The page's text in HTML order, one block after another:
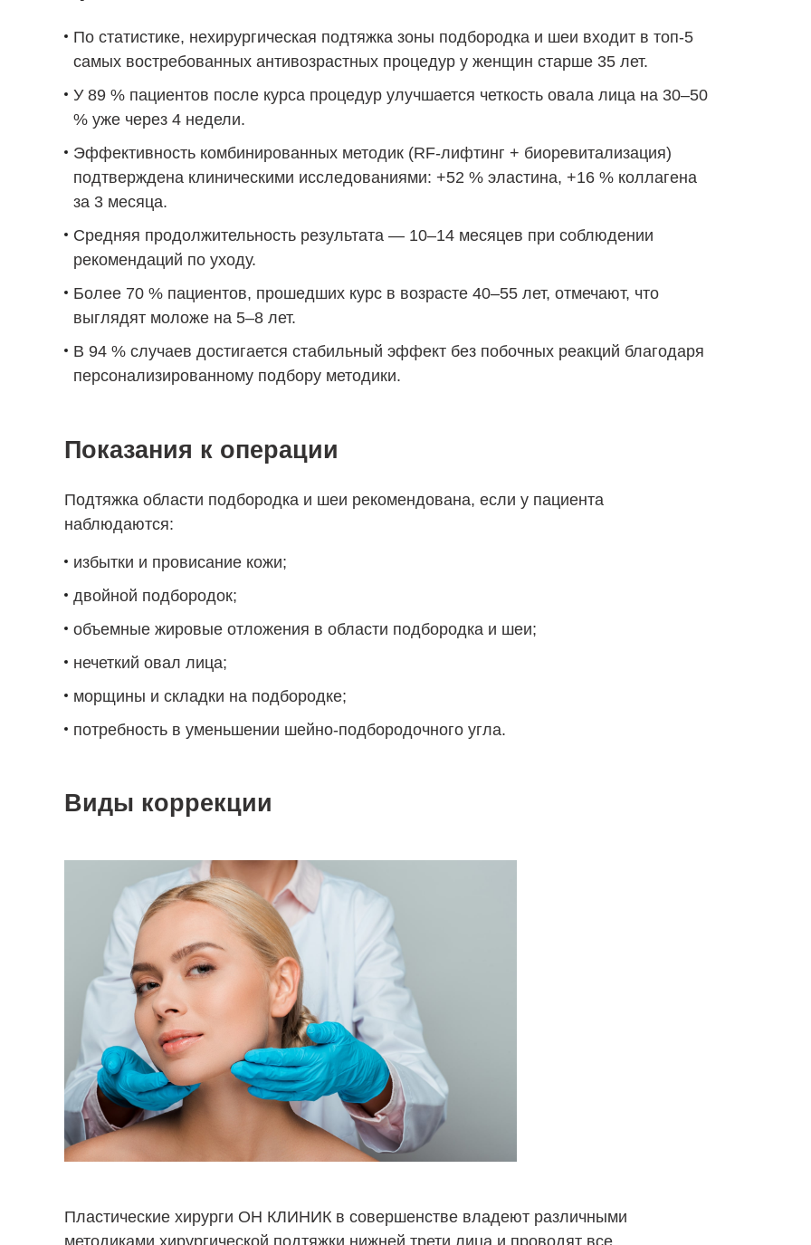
По статистике, нехирургическая подтяжка зоны подбородка и шеи входит в топ-5
самых востребованных антивозрастных процедур у женщин старше 35 лет.
У 89 % пациентов после курса процедур улучшается четкость овала лица на 30–50
% уже через 4 недели.
Эффективность комбинированных методик (RF-лифтинг + биоревитализация)
подтверждена клиническими исследованиями: +52 % эластина, +16 % коллагена
за 3 месяца.
Средняя продолжительность результата — 10–14 месяцев при соблюдении
рекомендаций по уходу.
Более 70 % пациентов, прошедших курс в возрасте 40–55 лет, отмечают, что
выглядят моложе на 5–8 лет.
В 94 % случаев достигается стабильный эффект без побочных реакций благодаря
персонализированному подбору методики.
Показания к операции
Подтяжка области подбородка и шеи рекомендована, если у пациента
наблюдаются:
избытки и провисание кожи;
двойной подбородок;
объемные жировые отложения в области подбородка и шеи;
нечеткий овал лица;
морщины и складки на подбородке;
потребность в уменьшении шейно-подбородочного угла.
Виды коррекции
Пластические хирурги ОН КЛИНИК в совершенстве владеют различными